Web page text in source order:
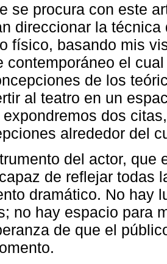
se procura con este
direccionar la
físico, basando mis
contemporáneo el
de los
al teatro en un
expondremos dos
alrededor del
del actor, que
de reflejar todas
dramático. No hay
no hay espacio para
de que el